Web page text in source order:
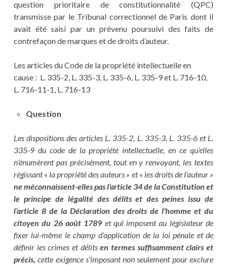
question prioritaire de constitutionnalité (QPC)
transmisse par le Tribunal correctionnel de Paris dont il
avait été saisi par un prévenu poursuivi des faits de
contrefaçon de marques et de droits d’auteur.
Les articles du Code de la propriété intellectuelle en
cause : L. 335-2, L. 335-3, L. 335-6, L. 335-9 et L. 716-10,
L. 716-11-1, L. 716-13
Question
Les dispositions des articles L. 335-2, L. 335-3, L. 335-6 et L.
335-9 du code de la propriété intellectuelle, en ce qu’elles
n’énumèrent pas précisément, tout en y renvoyant, les textes
régissant « la propriété des auteurs » et « les droits de l’auteur »
ne méconnaissent-elles pas l’article 34 de la Constitution et
le principe de légalité des délits et des peines issu de
l’article 8 de la Déclaration des droits de l’homme et du
citoyen du 26 août 1789et qui imposent au législateur de
fixer lui-même le champ d’application de la loi pénale et de
définir les crimes et délitsen termes suffisamment clairs et
précis, cette exigence s’imposant non seulement pour exclure